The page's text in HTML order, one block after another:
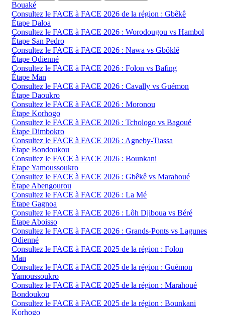
Bouaké
Consultez le FACE à FACE 2026 de la région : Gbêkê
Étape Daloa
Consultez le FACE à FACE 2026 : Worodougou vs Hambol
Étape San Pedro
Consultez le FACE à FACE 2026 : Nawa vs Gbôklê
Étape Odienné
Consultez le FACE à FACE 2026 : Folon vs Bafing
Étape Man
Consultez le FACE à FACE 2026 : Cavally vs Guémon
Étape Daoukro
Consultez le FACE à FACE 2026 : Moronou
Étape Korhogo
Consultez le FACE à FACE 2026 : Tchologo vs Bagoué
Étape Dimbokro
Consultez le FACE à FACE 2026 : Agneby-Tiassa
Étape Bondoukou
Consultez le FACE à FACE 2026 : Bounkani
Étape Yamoussoukro
Consultez le FACE à FACE 2026 : Gbêkê vs Marahoué
Étape Abengourou
Consultez le FACE à FACE 2026 : La Mé
Étape Gagnoa
Consultez le FACE à FACE 2026 : Lôh Djiboua vs Béré
Étape Aboisso
Consultez le FACE à FACE 2026 : Grands-Ponts vs Lagunes
Odienné
Consultez le FACE à FACE 2025 de la région : Folon
Man
Consultez le FACE à FACE 2025 de la région : Guémon
Yamoussoukro
Consultez le FACE à FACE 2025 de la région : Marahoué
Bondoukou
Consultez le FACE à FACE 2025 de la région : Bounkani
Korhogo